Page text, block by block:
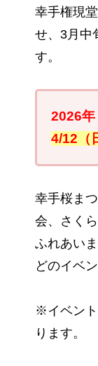
幸手権現
せ、3月中
す。
2026年
4/12（
幸手桜ま
会、さく
ふれあい
どのイベ
※イベン
ります。